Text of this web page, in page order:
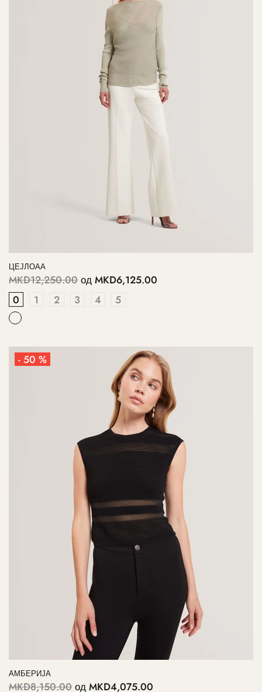
ЦЕЈЛОАА
MKD12,250.00од MKD6,125.00
0
1 2 3 4 5
- 50 %
АМБЕРИЈА
MKD8,150.00од MKD4,075.00